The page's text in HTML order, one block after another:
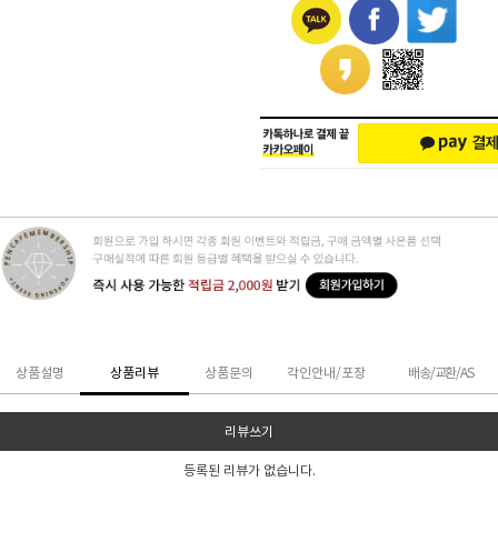
상품설명 상품리뷰 상품문의 각인안내/포장 배송/교환/AS
리뷰쓰기
등록된 리뷰가 없습니다.